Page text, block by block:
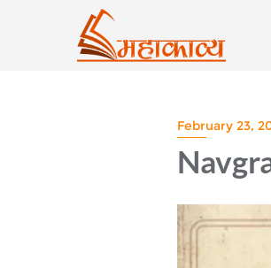
February 23,